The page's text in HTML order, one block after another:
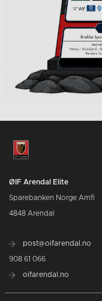
ØIF Arendal Elite
Sparebanken Norge Amfi
4848 Arendal
post@oifarendal.no
908 61 066
oifarendal.no